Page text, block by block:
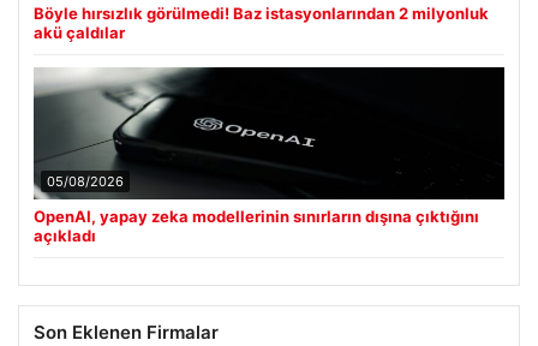
Böyle hırsızlık görülmedi! Baz istasyonlarından 2 milyonluk
akü çaldılar
05/08/2026
OpenAI, yapay zeka modellerinin sınırların dışına çıktığını
açıkladı
Son Eklenen Firmalar